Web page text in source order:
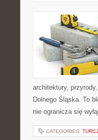
architektury,
Dolnego Śląska. To
nie ogranicza się
CATEGORIES: